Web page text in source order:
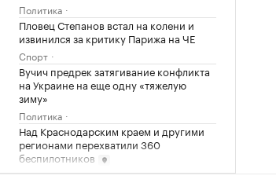
Политика
Пловец Степанов встал на колени и
извинился за критику Парижа на ЧЕ
Спорт
Вучич предрек затягивание конфликта
на Украине на еще одну «тяжелую
зиму»
Политика
Над Краснодарским краем и другими
регионами перехватили 360
беспилотников
Ростов-на-Дону